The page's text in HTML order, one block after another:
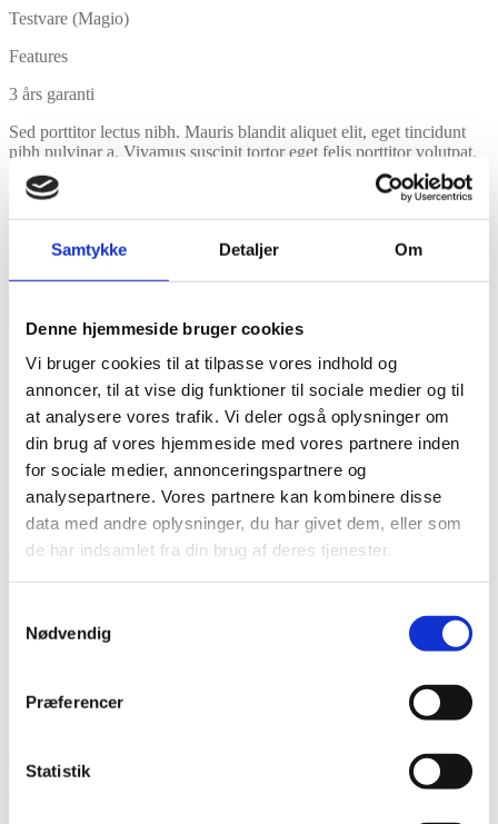
Samtykke Detaljer Om
Denne hjemmeside bruger cookies
Vi bruger cookies til at tilpasse vores indhold og
annoncer, til at vise dig funktioner til sociale medier og til
at analysere vores trafik. Vi deler også oplysninger om
din brug af vores hjemmeside med vores partnere inden
for sociale medier, annonceringspartnere og
analysepartnere. Vores partnere kan kombinere disse
data med andre oplysninger, du har givet dem, eller som
de har indsamlet fra din brug af deres tjenester.
Nødvendig
Præferencer
Statistik
Testvare (Magio)
Features
3 års garanti
Sed porttitor lectus nibh. Mauris blandit aliquet elit, eget tincidunt
nibh pulvinar a. Vivamus suscipit tortor eget felis porttitor volutpat.
Donec rutrum congue leo eget malesuada. Pellentesque in ipsum id
orci porta dapibus. Quisque velit nisi, pretium ut lacinia in,
suscipit tortor eget felis porttitor volutpat. Praesent sapien massa,
Vare lagt i kurv
Shop videre Til kurv
Har du husket tilbehør?